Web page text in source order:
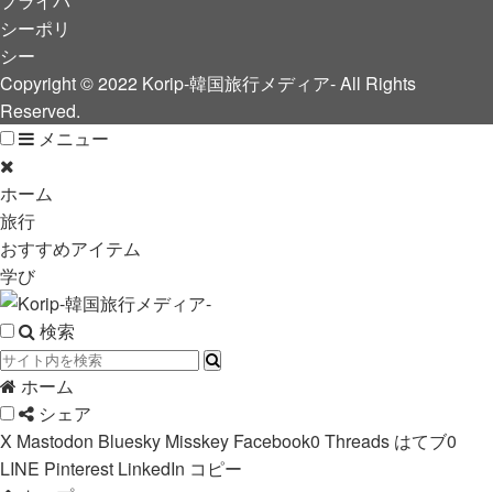
シーポリ
シー
Copyright © 2022 Korip-韓国旅行メディア- All Rights
Reserved.
メニュー
ホーム
旅行
おすすめアイテム
学び
検索
ホーム
シェア
X Mastodon Bluesky Misskey Facebook0 Threads はてブ0
LINE Pinterest LinkedIn コピー